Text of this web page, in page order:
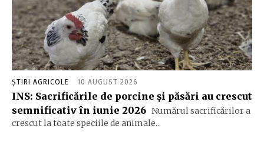
ȘTIRI AGRICOLE 10 AUGUST 2026
INS: Sacrificările de porcine și păsări au crescut
semnificativ în iunie 2026 Numărul sacrificărilor a
crescut la toate speciile de animale...